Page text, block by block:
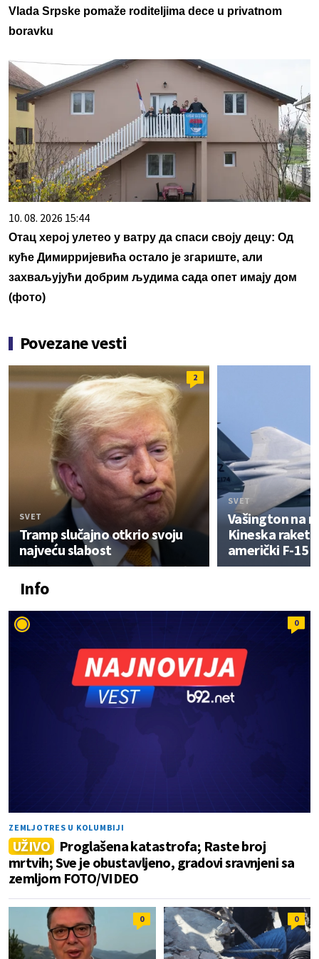
Vlada Srpske pomaže roditeljima dece u privatnom
boravku
10. 08. 2026 15:44
Отац херој улетео у ватру да спаси своју децу: Од
куће Димирријевића остало је згариште, али
захваљујући добрим људима сада опет имају дом
(фото)
Povezane vesti
2
SVET
Tramp slučajno otkrio svoju
najveću slabost
SVET
Vašington na
Kineska
američki F-15
Info
0
ZEMLJOTRES U KOLUMBIJI
UŽIVO Proglašena katastrofa; Raste broj
mrtvih; Sve je obustavljeno, gradovi sravnjeni sa
zemljom FOTO/VIDEO
0 0